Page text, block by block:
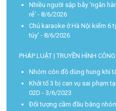
Nhiều người sập bẫy 'ngân
rẻ' - 8/6/2026
Chủ karaoke ở Hà Nội kiếm 6
túy' - 8/6/2026
PHÁP LUẬT | TRUYỀN HÌNH
Nhóm côn đồ dùng hung khí
Khởi tố 3 bị can vụ sai phạm
02D - 3/6/2023
Đối tượng cầm đầu băng